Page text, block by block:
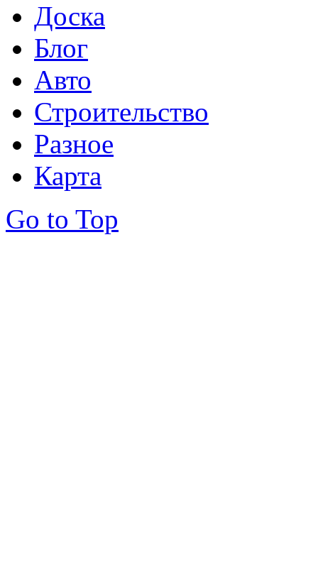
Доска
Блог
Авто
Строительство
Разное
Карта
Go to Top